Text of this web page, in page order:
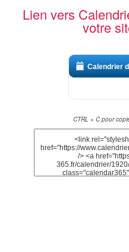
Lien vers
votre
Calendrier
CTRL + C pour